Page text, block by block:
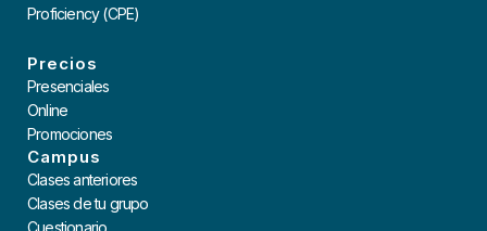
Proficiency (CPE)
Precios
Presenciales
Online
Promociones
Campus
Clases anteriores
Clases de tu grupo
Cuestionario